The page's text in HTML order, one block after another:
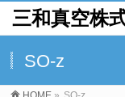
三和真空株
SO-z